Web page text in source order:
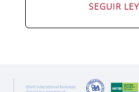
SEGUIR
en la estructura